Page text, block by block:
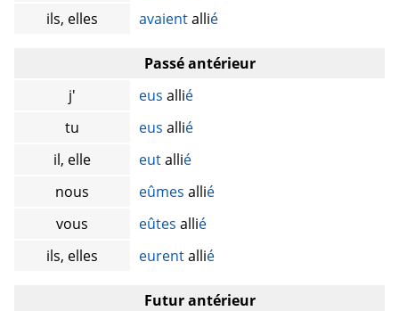
ils, elles
avaientallié
Passé antérieur
j'
eus allié
tu
eus allié
il, elle
eutallié
nous
eûmes allié
vous
eûtes allié
ils, elles
eurentallié
Futur antérieur